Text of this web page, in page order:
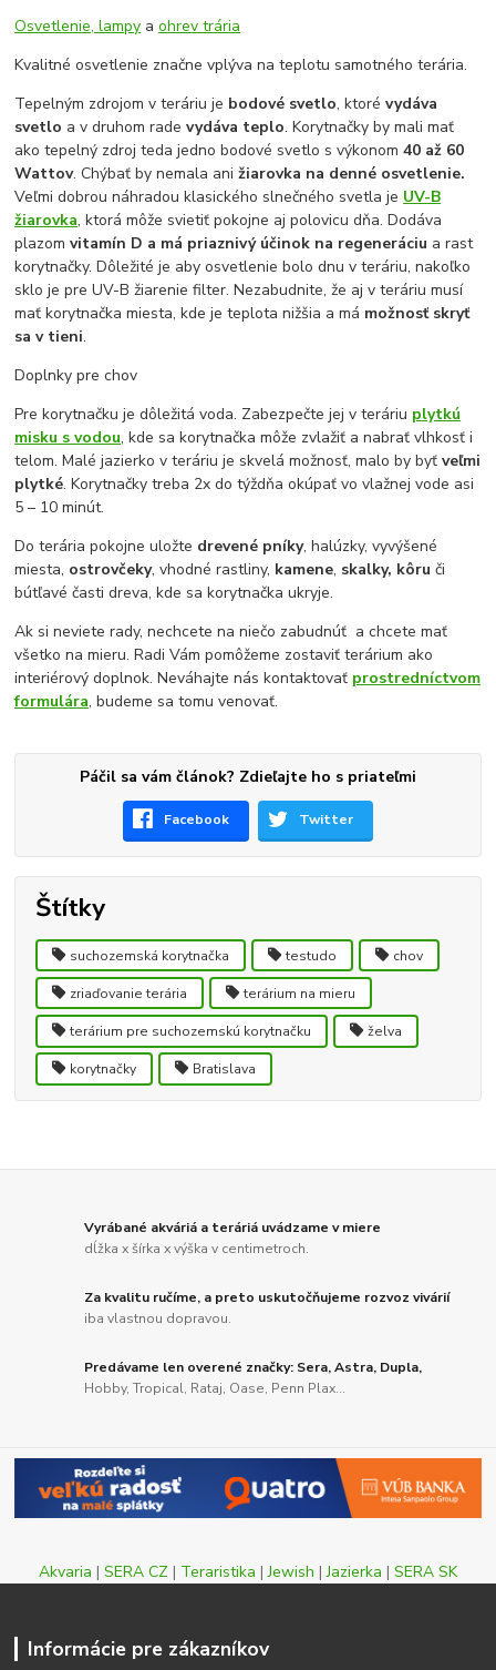
Osvetlenie, lampy aohrev trária
Kvalitné osvetlenie značne vplýva na teplotu samotného terária.
Tepelným zdrojom v teráriu je bodové svetlo, ktorévydáva
svetlo a v druhom radevydáva teplo. Korytnačky by mali mať
ako tepelný zdroj teda jedno bodové svetlo s výkonom40 až 60
Wattov. Chýbať by nemala anižiarovka na denné osvetlenie.
Veľmi dobrou náhradou klasického slnečného svetla je UV-B
žiarovka, ktorá môže svietiť pokojne aj polovicu dňa. Dodáva
plazomvitamín D a má priaznivý účinok na regeneráciu a rast
korytnačky. Dôležité je aby osvetlenie bolo dnu v teráriu, nakoľko
sklo je pre UV-B žiarenie filter. Nezabudnite, že aj v teráriu musí
mať korytnačka miesta, kde je teplota nižšia a má možnosť skryť
sa v tieni.
Doplnky pre chov
Pre korytnačku je dôležitá voda. Zabezpečte jej v teráriu plytkú
misku s vodou, kde sa korytnačka môže zvlažiť a nabrať vlhkosť i
telom. Malé jazierko v teráriu je skvelá možnosť, malo by byťveľmi
plytké. Korytnačky treba 2x do týždňa okúpať vo vlažnej vode asi
5 – 10 minút.
Do terária pokojne uložte drevené pníky, halúzky, vyvýšené
miesta, ostrovčeky, vhodné rastliny, kamene, skalky, kôru či
bútľavé časti dreva, kde sa korytnačka ukryje.
Ak si neviete rady, nechcete na niečo zabudnúť a chcete mať
všetko na mieru. Radi Vám pomôžeme zostaviť terárium ako
interiérový doplnok. Neváhajte nás kontaktovať prostredníctvom
formulára, budeme sa tomu venovať.
Páčil sa vám článok? Zdieľajte ho s priateľmi
Facebook Twitter
Štítky
suchozemská korytnačka testudo chov
zriaďovanie terária terárium na mieru
terárium pre suchozemskú korytnačku želva
korytnačky Bratislava
Vyrábané akváriá a teráriá uvádzame v miere
dĺžka x šírka x výška v centimetroch.
Za kvalitu ručíme, a preto uskutočňujeme rozvoz vivárií
iba vlastnou dopravou.
Predávame len overené značky: Sera, Astra, Dupla,
Hobby, Tropical, Rataj, Oase, Penn Plax...
Akvaria | SERA CZ | Teraristika |Jewish |Jazierka | SERA SK
Informácie pre zákazníkov